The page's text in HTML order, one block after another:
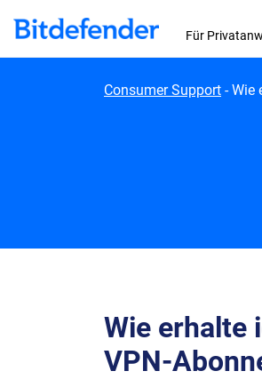
Skip to content
Für
Consumer Support -Wie
Wie erhalte
VPN-